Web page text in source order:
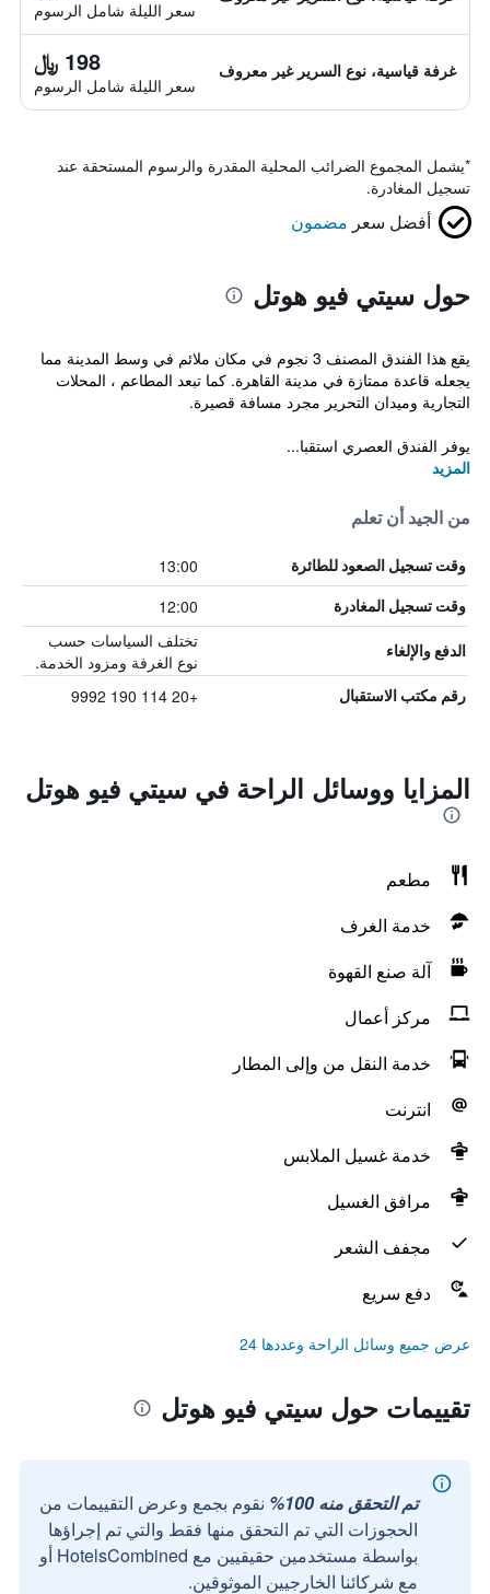
سعر الليلة شامل الرسوم
غرفة قياسية، نوع السرير غير معروف 198 ﷼
سعر الليلة شامل الرسوم
*يشمل المجموع الضرائب المحلية المقدرة والرسوم المستحقة عند
تسجيل المغادرة.
أفضل سعر مضمون
حول سيتي فيو هوتل
يقع هذا الفندق المصنف 3 نجوم في مكان ملائم في وسط المدينة مما
يجعله قاعدة ممتازة في مدينة القاهرة. كما تبعد المطاعم ، المحلات
التجارية وميدان التحرير مجرد مسافة قصيرة.
يوفر الفندق العصري استقبا...
المزيد
من الجيد أن تعلم
وقت تسجيل الصعود للطائرة 13:00
وقت تسجيل المغادرة 12:00
الدفع والإلغاء
تختلف السياسات حسب
نوع الغرفة ومزود الخدمة.
رقم مكتب الاستقبال +20 114 190 9992
المزايا ووسائل الراحة في سيتي فيو هوتل
مطعم
خدمة الغرف
آلة صنع القهوة
مركز أعمال
خدمة النقل من وإلى المطار
انترنت
خدمة غسيل الملابس
مرافق الغسيل
مجفف الشعر
دفع سريع
عرض جميع وسائل الراحة وعددها 24
تقييمات حول سيتي فيو هوتل
تم التحقق منه 100%
نقوم بجمع وعرض التقييمات من
الحجوزات التي تم التحقق منها فقط والتي تم إجراؤها
بواسطة مستخدمين حقيقيين مع HotelsCombined أو
مع شركائنا الخارجيين الموثوقين.